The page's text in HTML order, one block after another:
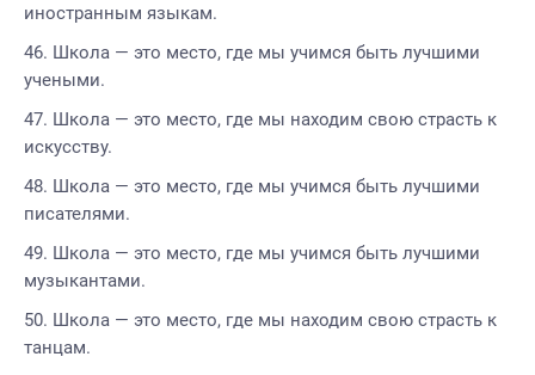
иностранным языкам.
Школа — это место, где мы учимся быть лучшими
учеными.
Школа — это место, где мы находим свою страсть к
искусству.
Школа — это место, где мы учимся быть лучшими
писателями.
Школа — это место, где мы учимся быть лучшими
музыкантами.
Школа — это место, где мы находим свою страсть к
танцам.